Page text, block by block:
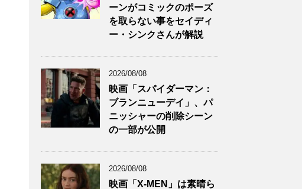
ーンがコミックのポーズ
を取らない事をセイディ
ー・シンクさんが解説
2026/08/08
映画「スパイダーマン：
ブランニューデイ」、パ
ニッシャーの削除シーン
の一部が公開
2026/08/08
映画「X-MEN」は素晴ら